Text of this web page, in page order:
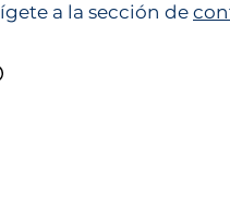
a la sección de